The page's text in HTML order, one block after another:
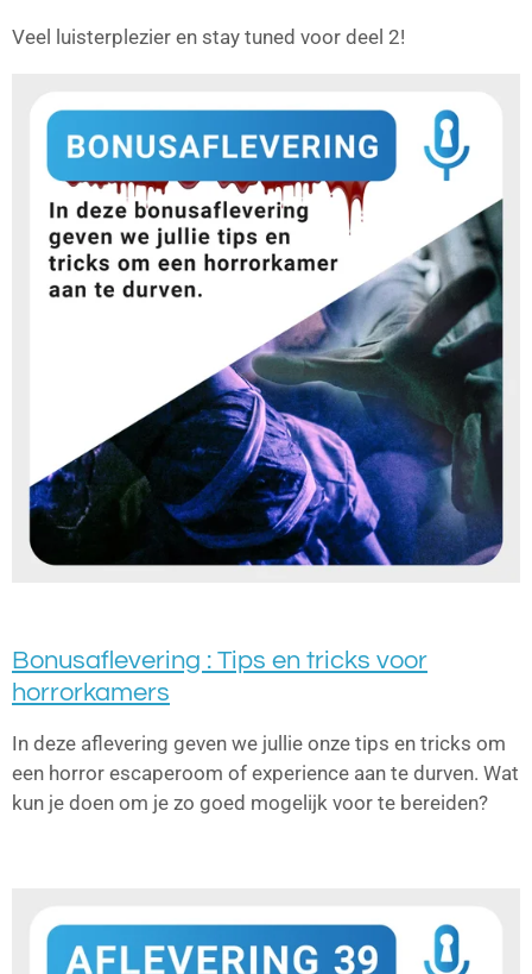
Veel luisterplezier en stay tuned voor deel 2!
Bonusaflevering : Tips en tricks voor
horrorkamers
In deze aflevering geven we jullie onze tips en tricks om
een horror escaperoom of experience aan te durven. Wat
kun je doen om je zo goed mogelijk voor te bereiden?